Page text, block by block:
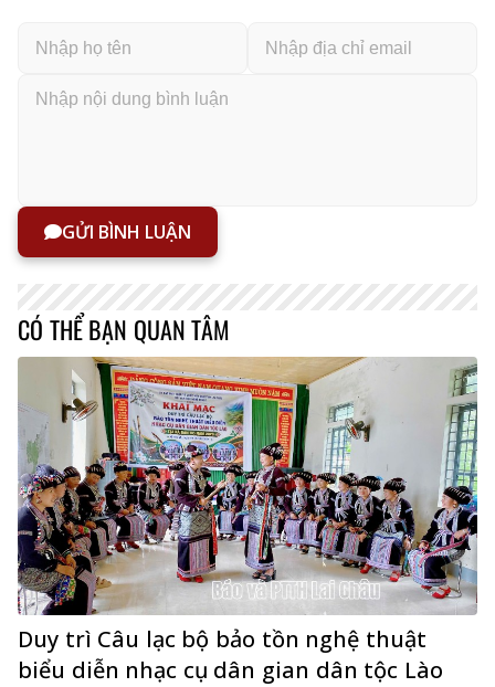
GỬI BÌNH LUẬN
CÓ THỂ BẠN QUAN TÂM
Duy trì Câu lạc bộ bảo tồn nghệ thuật
biểu diễn nhạc cụ dân gian dân tộc Lào